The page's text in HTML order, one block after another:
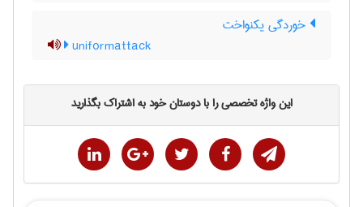
خوردگی یکنواخت
uniformattack
این واژه تخصصی را با دوستان خود به اشتراک بگذارید